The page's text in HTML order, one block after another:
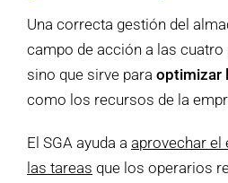
Una correcta gestión del
campo de acción a las
sino que sirve para optimizar
como los recursos de la
El SGA ayuda a aprovechar el
las tareas que los operarios